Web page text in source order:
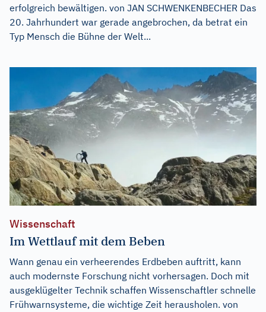
erfolgreich bewältigen. von JAN SCHWENKENBECHER Das
20. Jahrhundert war gerade angebrochen, da betrat ein
Typ Mensch die Bühne der Welt...
Wissenschaft
Im Wettlauf mit dem Beben
Wann genau ein verheerendes Erdbeben auftritt, kann
auch modernste Forschung nicht vorhersagen. Doch mit
ausgeklügelter Technik schaffen Wissenschaftler schnelle
Frühwarnsysteme, die wichtige Zeit herausholen. von